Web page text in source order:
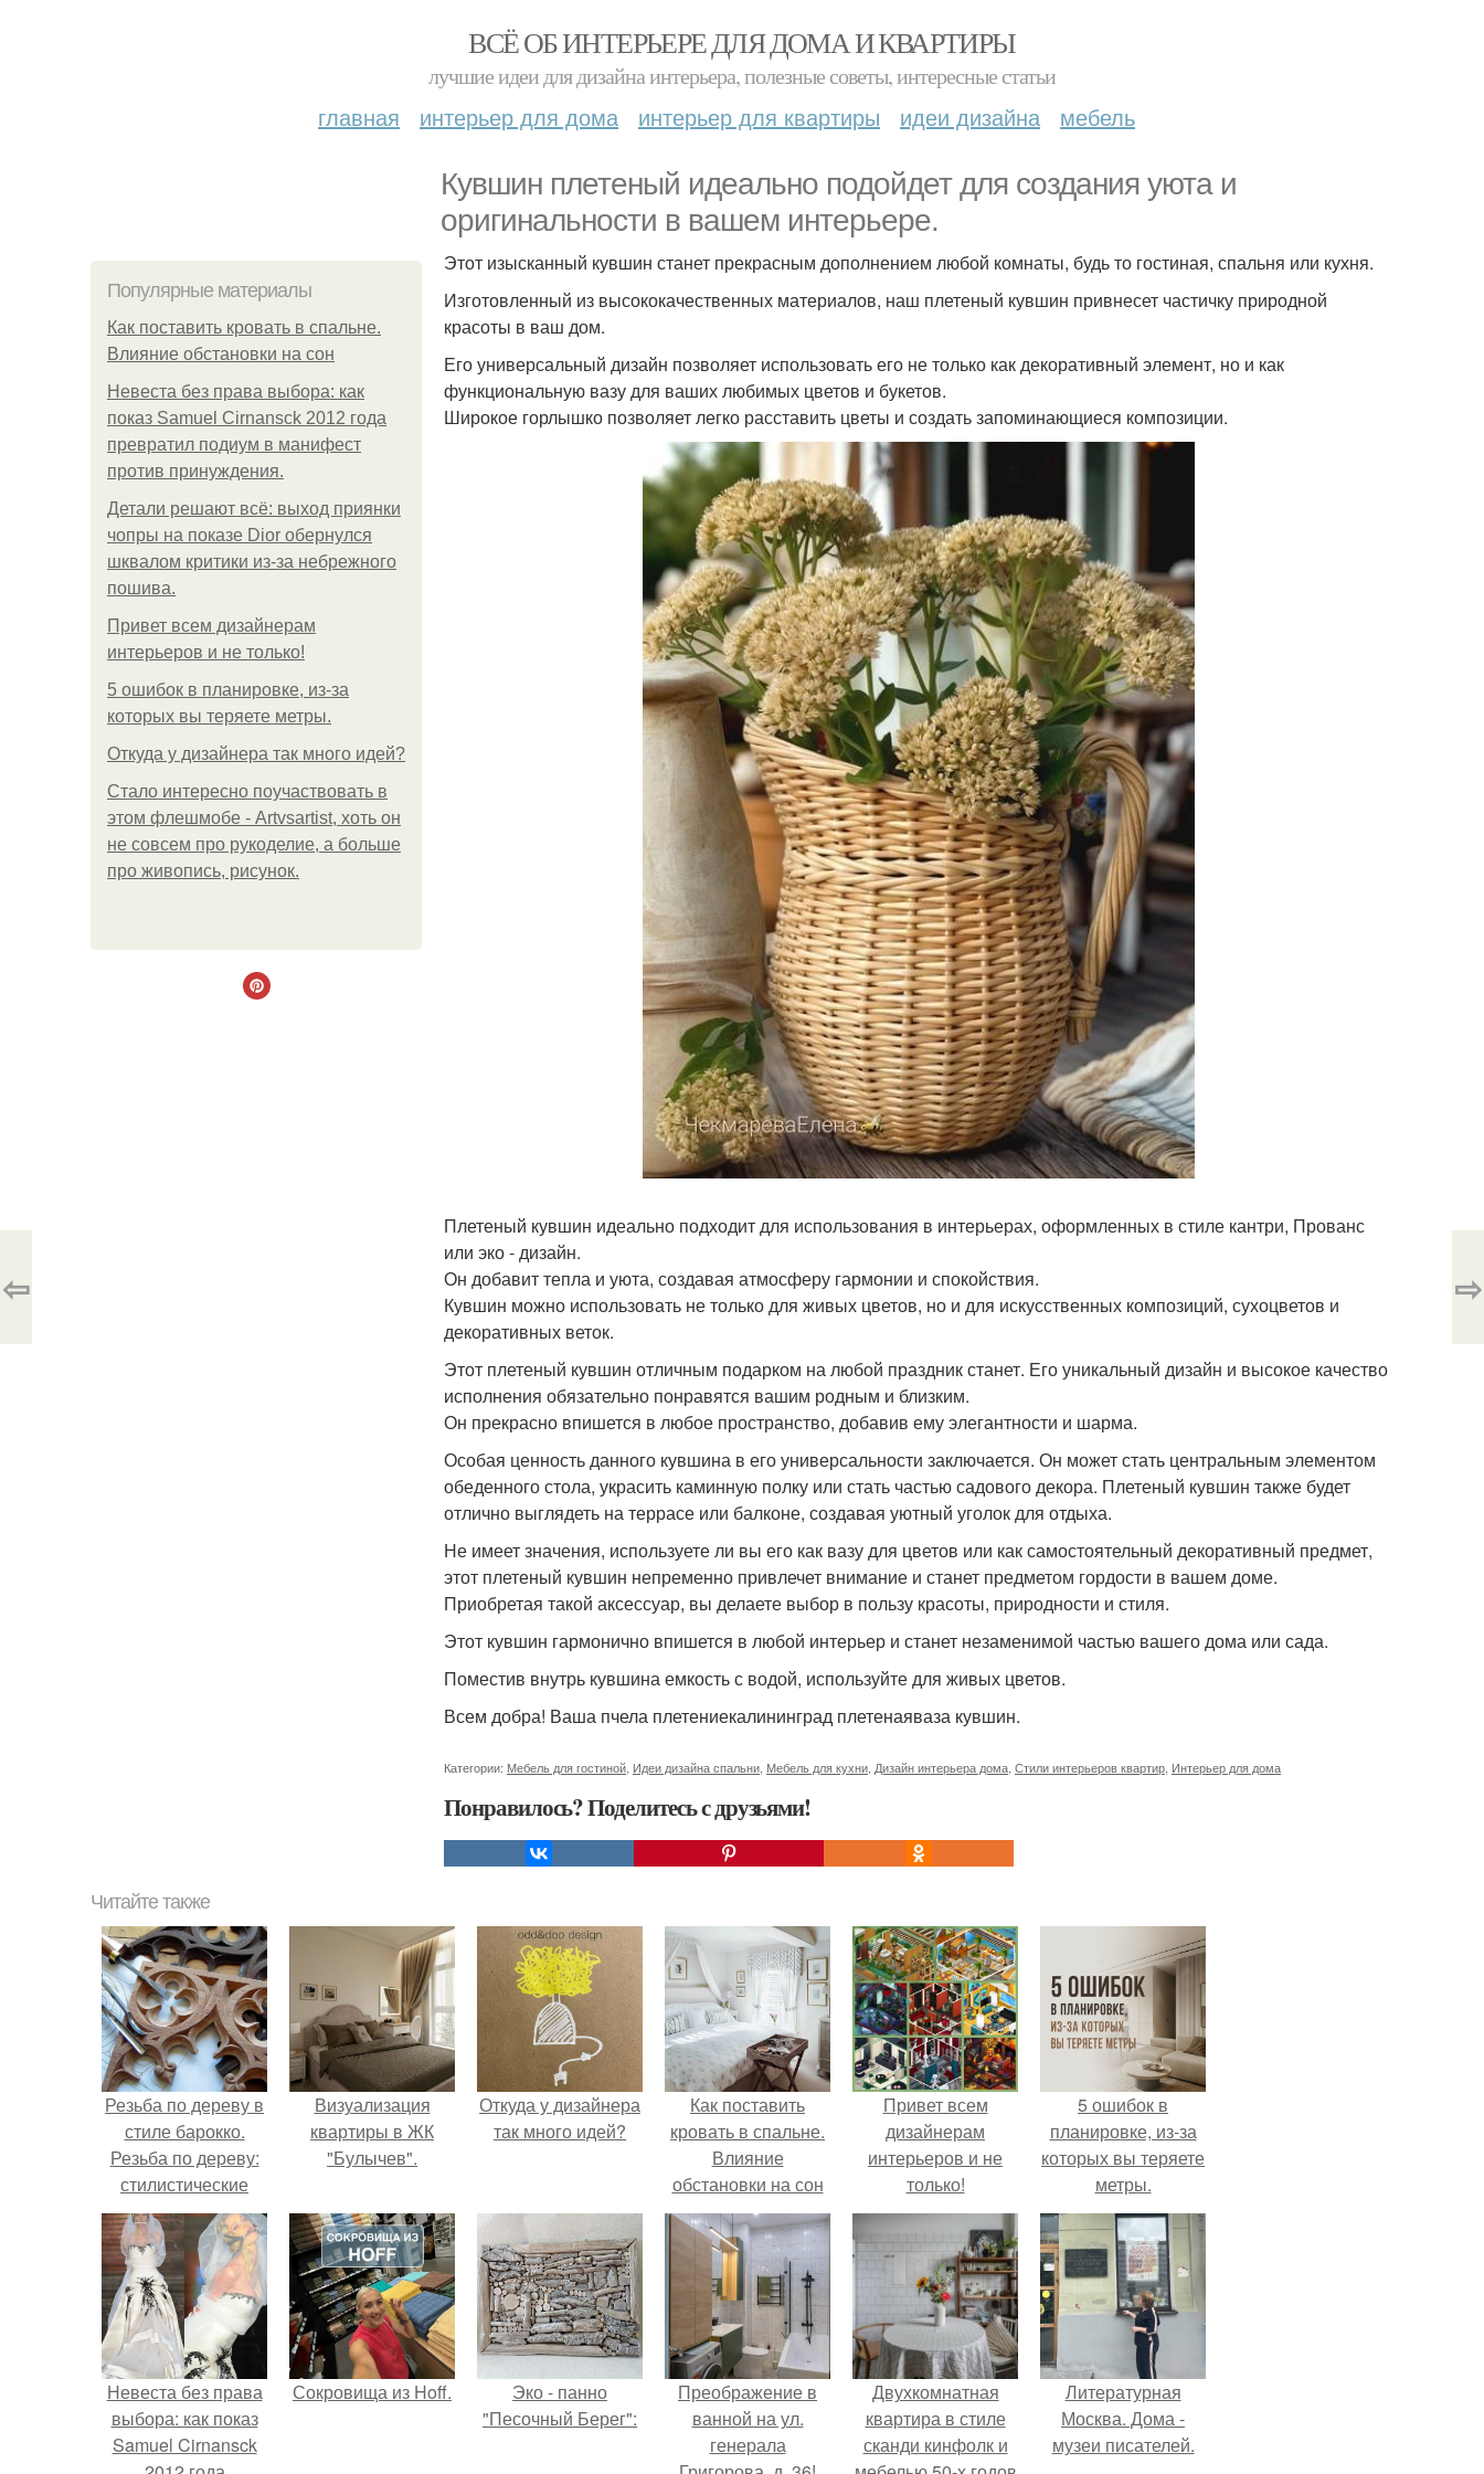
ВСЁ ОБ ИНТЕРЬЕРЕ ДЛЯ ДОМА И КВАРТИРЫ
лучшие идеи для дизайна интерьера, полезные советы, интересные статьи
главная интерьер для дома интерьер для квартиры идеи дизайна мебель
Кувшин плетеный идеально подойдет для создания уюта и
оригинальности в вашем интерьере.
Популярные материалы
Как поставить кровать в спальне.
Влияние обстановки на сон
Невеста без права выбора: как
показ Samuel Cirnansck 2012 года
превратил подиум в манифест
против принуждения.
Детали решают всё: выход приянки
чопры на показе Dior обернулся
шквалом критики из-за небрежного
пошива.
Привет всем дизайнерам
интерьеров и не только!
5 ошибок в планировке, из-за
которых вы теряете метры.
Откуда у дизайнера так много идей?
Стало интересно поучаствовать в
этом флешмобе - Artvsartist, хоть он
не совсем про рукоделие, а больше
про живопись, рисунок.
Этот изысканный кувшин станет прекрасным дополнением любой комнаты, будь то гостиная, спальня или кухня.
Изготовленный из высококачественных материалов, наш плетеный кувшин привнесет частичку природной
красоты в ваш дом.
Его универсальный дизайн позволяет использовать его не только как декоративный элемент, но и как
функциональную вазу для ваших любимых цветов и букетов.
Широкое горлышко позволяет легко расставить цветы и создать запоминающиеся композиции.
Плетеный кувшин идеально подходит для использования в интерьерах, оформленных в стиле кантри, Прованс
или эко - дизайн.
Он добавит тепла и уюта, создавая атмосферу гармонии и спокойствия.
Кувшин можно использовать не только для живых цветов, но и для искусственных композиций, сухоцветов и
декоративных веток.
Этот плетеный кувшин отличным подарком на любой праздник станет. Его уникальный дизайн и высокое качество
исполнения обязательно понравятся вашим родным и близким.
Он прекрасно впишется в любое пространство, добавив ему элегантности и шарма.
Особая ценность данного кувшина в его универсальности заключается. Он может стать центральным элементом
обеденного стола, украсить каминную полку или стать частью садового декора. Плетеный кувшин также будет
отлично выглядеть на террасе или балконе, создавая уютный уголок для отдыха.
Не имеет значения, используете ли вы его как вазу для цветов или как самостоятельный декоративный предмет,
этот плетеный кувшин непременно привлечет внимание и станет предметом гордости в вашем доме.
Приобретая такой аксессуар, вы делаете выбор в пользу красоты, природности и стиля.
Этот кувшин гармонично впишется в любой интерьер и станет незаменимой частью вашего дома или сада.
Поместив внутрь кувшина емкость с водой, используйте для живых цветов.
Всем добра! Ваша пчела плетениекалининград плетенаяваза кувшин.
Категории: Мебель для гостиной Идеи дизайна спальни Мебель для кухни Дизайн интерьера дома Стили интерьеров квартир Интерьер для дома
Понравилось? Поделитесь с друзьями!
⇦ ⇨
Читайте также
Резьба по дереву в
стиле барокко.
Резьба по дереву:
стилистические
направления и
характерные узоры.
Визуализация
квартиры в ЖК
"Булычев".
Откуда у дизайнера
так много идей?
Как поставить
кровать в спальне.
Влияние
обстановки на сон
Привет всем
дизайнерам
интерьеров и не
только!
5 ошибок в
планировке, из-за
которых вы теряете
метры.
Невеста без права
выбора: как показ
Samuel Cirnansck
Сокровища из Hoff.
Эко - панно
"Песочный Берег":
Преображение в
ванной на ул.
генерала
Двухкомнатная
квартира в стиле
сканди кинфолк и
Литературная
Москва. Дома -
музеи писателей.